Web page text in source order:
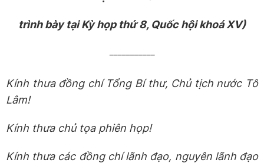
trình bày tại Kỳ họp thứ 8, Quốc hội khoá XV)
Kính thưa đồng chí Tổng Bí thư, Chủ tịch nước Tô
Lâm!
Kính thưa chủ tọa phiên họp!
Kính thưa các đồng chí lãnh đạo, nguyên lãnh đạo